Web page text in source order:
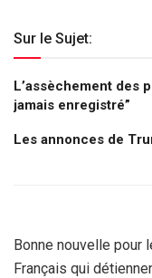
Sur le Sujet:
L’assèchement des
jamais enregistré”
Les annonces de
Bonne nouvelle pour
Français qui